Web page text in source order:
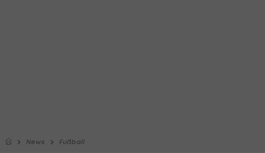
News Fußball